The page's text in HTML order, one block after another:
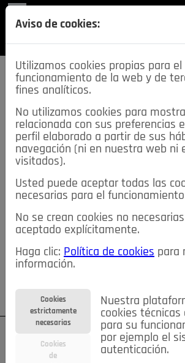
SECCIONES
descarga
REVISTA
≡NOTICIAS
NOTICIAS SERVICIOS DE INTERÉS
TABLÓN DE ANUNCIOS MIS ANUNCIOS
NOSOTROS
Su cuenta Regístrese ¿Olvidó su
Aviso de cookies:
Utilizamos cookies propias para el
funcionamiento de la web y de
fines analíticos.
No utilizamos cookies para
relacionada con sus preferencias
perfil elaborado a partir de sus
navegación (ni en nuestra web ni
visitados).
Usted puede aceptar todas las
necesarias para el
No se crean cookies no
aceptado explícitamente.
Haga clic: Política de cookies para
información.
Cookies
estrictamente
necesarias
Cookies
de
Nuestra
cookies técnicas
para su
por ejemplo el
autenticación.